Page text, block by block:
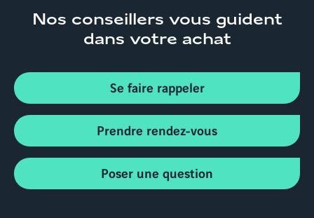
Nos conseillers vous guident
dans votre achat
Se faire rappeler
Prendre rendez-vous
Poser une question